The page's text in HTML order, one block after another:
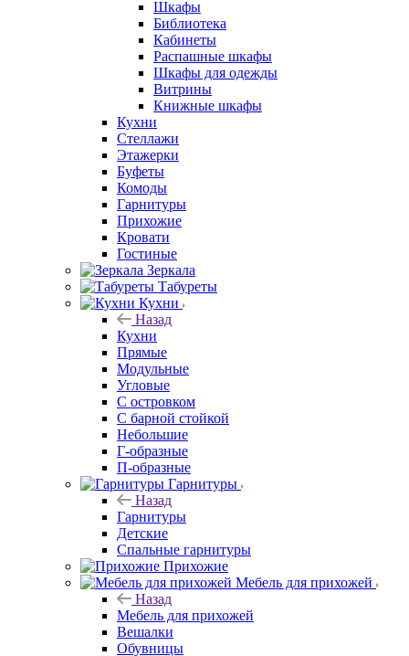
Шкафы
Библиотека
Кабинеты
Распашные шкафы
Шкафы для одежды
Витрины
Книжные шкафы
Кухни
Стеллажи
Этажерки
Буфеты
Комоды
Гарнитуры
Прихожие
Кровати
Гостиные
Зеркала
Табуреты
Кухни
Назад
Кухни
Прямые
Модульные
Угловые
С островком
С барной стойкой
Небольшие
Г-образные
П-образные
Гарнитуры
Назад
Гарнитуры
Детские
Спальные гарнитуры
Прихожие
Мебель для прихожей
Назад
Мебель для прихожей
Вешалки
Обувницы